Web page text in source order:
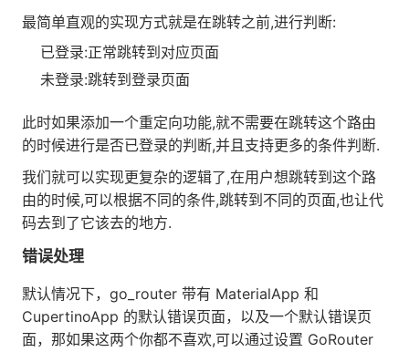
最简单直观的实现方式就是在跳转之前,进行判断:
已登录:正常跳转到对应页面
未登录:跳转到登录页面
此时如果添加一个重定向功能,就不需要在跳转这个路由
的时候进行是否已登录的判断,并且支持更多的条件判断.
我们就可以实现更复杂的逻辑了,在用户想跳转到这个路
由的时候,可以根据不同的条件,跳转到不同的页面,也让代
码去到了它该去的地方.
错误处理
默认情况下，go_router 带有 MaterialApp 和
CupertinoApp 的默认错误页面，以及一个默认错误页
面，那如果这两个你都不喜欢,可以通过设置 GoRouter